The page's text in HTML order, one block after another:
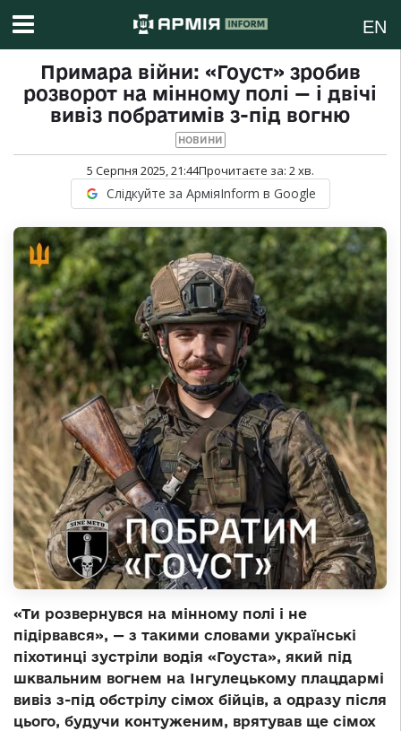
EN
Примара війни: «Гоуст» зробив
розворот на мінному полі — і двічі
вивіз побратимів з-під вогню
НОВИНИ
5 Серпня 2025, 21:44Прочитаєте за: 2хв.
Слідкуйте за АрміяInform в Google
«Ти розвернувся на мінному полі і не
підірвався», — з такими словами українські
піхотинці зустріли водія «Гоуста», який під
шквальним вогнем на Інгулецькому плацдармі
вивіз з-під обстрілу сімох бійців, а одразу після
цього, будучи контуженим, врятував ще сімох